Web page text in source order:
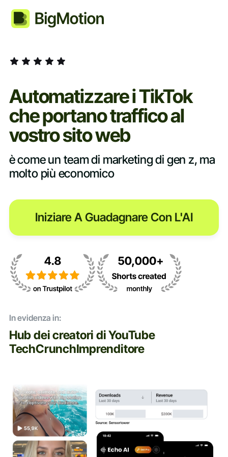
Automatizzare i TikTok
che portano traffico al
vostro sito web
è come un team di marketing di gen z, ma
molto più economico
Iniziare A Guadagnare Con L'AI
In evidenza in:
Hub dei creatori di YouTube
TechCrunchImprenditore